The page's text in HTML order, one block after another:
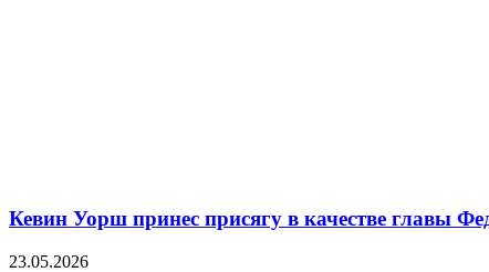
Кевин Уорш принес присягу в качестве главы
23.05.2026